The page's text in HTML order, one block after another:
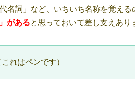
名詞」など、いちいち名称を覚える
があると思っておいて差し支えあり
れはペンです）